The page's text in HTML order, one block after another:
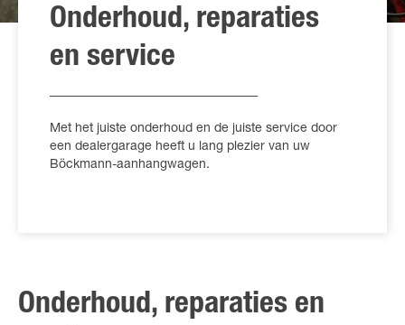
Onderhoud, reparaties
en service
Met het juiste onderhoud en de juiste service door
een dealergarage heeft u lang plezier van uw
Böckmann-aanhangwagen.
Onderhoud, reparaties en